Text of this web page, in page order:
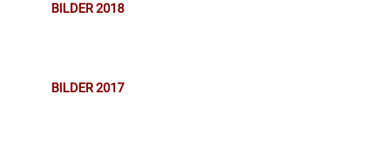
BILDER 2018
BILDER 2017